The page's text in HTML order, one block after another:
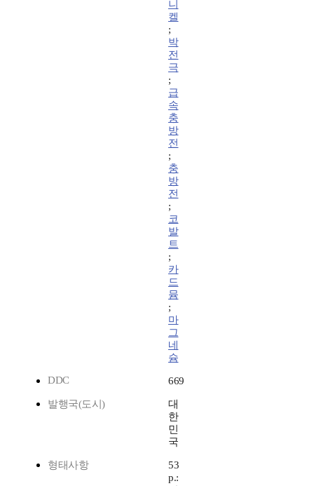
니
켈
;
박
전
극
;
급
속
충
방
전
;
충
방
전
;
코
발
트
;
카
드
뮴
;
마
그
네
슘
DDC
669
발행국(도시)
대
한
민
국
형태사항
53
p.: